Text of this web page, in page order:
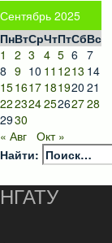
Сентябрь 2025
ПнВтСрЧтПтСбВс
1
2 3 4 5 6 7
8 9 10 11 1213 14
151617 181920 21
22232425262728
2930
« Авг Окт »
Найти:
НГАТУ